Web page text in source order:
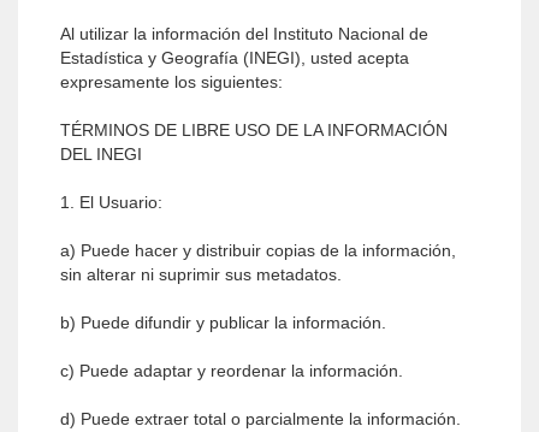
Al utilizar la información del Instituto Nacional de
Estadística y Geografía (INEGI), usted acepta
expresamente los siguientes:
TÉRMINOS DE LIBRE USO DE LA INFORMACIÓN
DEL INEGI
1. El Usuario:
a) Puede hacer y distribuir copias de la información,
sin alterar ni suprimir sus metadatos.
b) Puede difundir y publicar la información.
c) Puede adaptar y reordenar la información.
d) Puede extraer total o parcialmente la información.